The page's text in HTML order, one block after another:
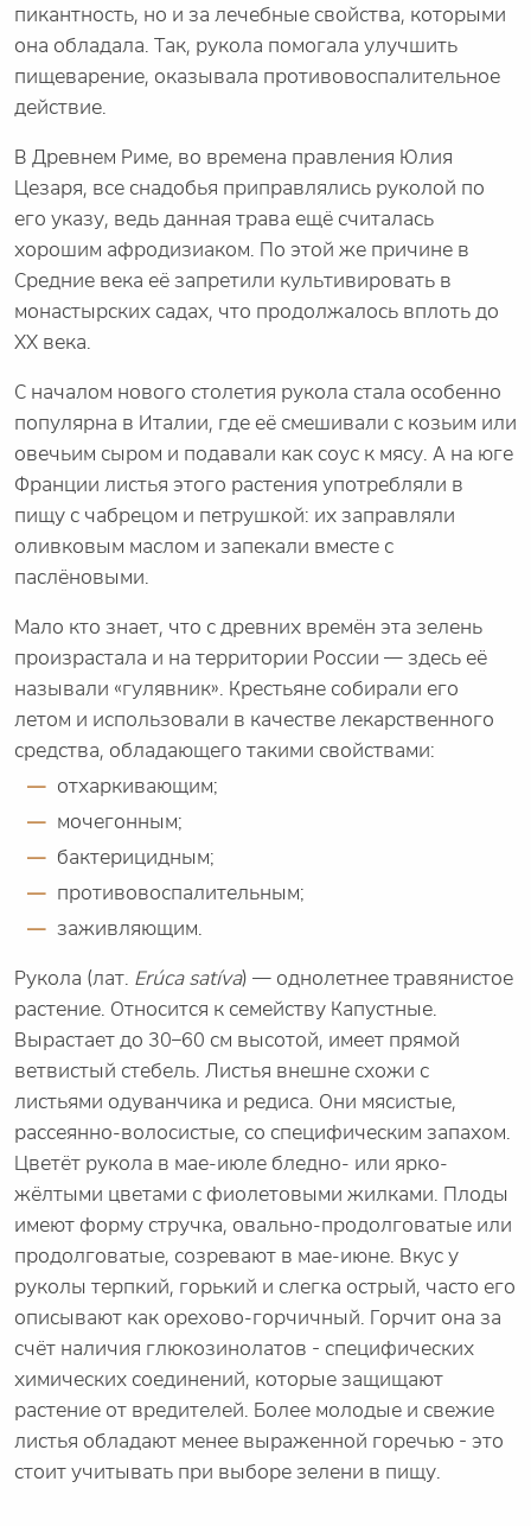
пикантность, но и за лечебные свойства, которыми
она обладала. Так, рукола помогала улучшить
пищеварение, оказывала противовоспалительное
действие.
В Древнем Риме, во времена правления Юлия
Цезаря, все снадобья приправлялись руколой по
его указу, ведь данная трава ещё считалась
хорошим афродизиаком. По этой же причине в
Средние века её запретили культивировать в
монастырских садах, что продолжалось вплоть до
XX века.
С началом нового столетия рукола стала особенно
популярна в Италии, где её смешивали с козьим или
овечьим сыром и подавали как соус к мясу. А на юге
Франции листья этого растения употребляли в
пищу с чабрецом и петрушкой: их заправляли
оливковым маслом и запекали вместе с
паслёновыми.
Мало кто знает, что с древних времён эта зелень
произрастала и на территории России — здесь её
называли «гулявник». Крестьяне собирали его
летом и использовали в качестве лекарственного
средства, обладающего такими свойствами:
отхаркивающим;
мочегонным;
бактерицидным;
противовоспалительным;
заживляющим.
Рукола (лат. Erúca satíva) — однолетнее травянистое
растение. Относится к семейству Капустные.
Вырастает до 30–60 см высотой, имеет прямой
ветвистый стебель. Листья внешне схожи с
листьями одуванчика и редиса. Они мясистые,
рассеянно-волосистые, со специфическим запахом.
Цветёт рукола в мае-июле бледно- или ярко-
жёлтыми цветами с фиолетовыми жилками. Плоды
имеют форму стручка, овально-продолговатые или
продолговатые, созревают в мае-июне. Вкус у
руколы терпкий, горький и слегка острый, часто его
описывают как орехово-горчичный. Горчит она за
счёт наличия глюкозинолатов - специфических
химических соединений, которые защищают
растение от вредителей. Более молодые и свежие
листья обладают менее выраженной горечью - это
стоит учитывать при выборе зелени в пищу.